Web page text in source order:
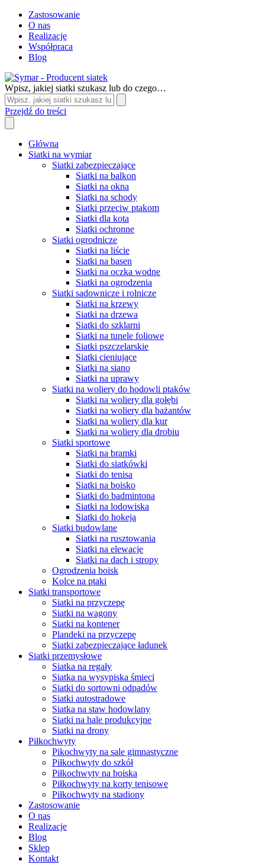
Zastosowanie
O nas
Realizacje
Współpraca
Blog
Wpisz, jakiej siatki szukasz lub do czego…
Przejdź do treści
Główna
Siatki na wymiar
Siatki zabezpieczające
Siatki na balkon
Siatki na okna
Siatki na schody
Siatki przeciw ptakom
Siatki dla kota
Siatki ochronne
Siatki ogrodnicze
Siatki na liście
Siatki na basen
Siatki na oczka wodne
Siatki na ogrodzenia
Siatki sadownicze i rolnicze
Siatki na krzewy
Siatki na drzewa
Siatki do szklarni
Siatki na tunele foliowe
Siatki pszczelarskie
Siatki cieniujące
Siatki na siano
Siatki na uprawy
Siatki na woliery do hodowli ptaków
Siatki na woliery dla gołębi
Siatki na woliery dla bażantów
Siatki na woliery dla kur
Siatki na woliery dla drobiu
Siatki sportowe
Siatki na bramki
Siatki do siatkówki
Siatki do tenisa
Siatki na boisko
Siatki do badmintona
Siatki na lodowiska
Siatki do hokeja
Siatki budowlane
Siatki na rusztowania
Siatki na elewacje
Siatki na dach i stropy
Ogrodzenia boisk
Kolce na ptaki
Siatki transportowe
Siatki na przyczepę
Siatki na wagony
Siatki na kontener
Plandeki na przyczepę
Siatki zabezpieczające ładunek
Siatki przemysłowe
Siatka na regały
Siatka na wysypiska śmieci
Siatki do sortowni odpadów
Siatki autostradowe
Siatka na staw hodowlany
Siatki na hale produkcyjne
Siatki na drony
Piłkochwyty
Pikochwyty na sale gimnastyczne
Piłkochwyty do szkół
Piłkochwyty na boiska
Piłkochwyty na korty tenisowe
Piłkochwyty na stadiony
Zastosowanie
O nas
Realizacje
Blog
Sklep
Kontakt